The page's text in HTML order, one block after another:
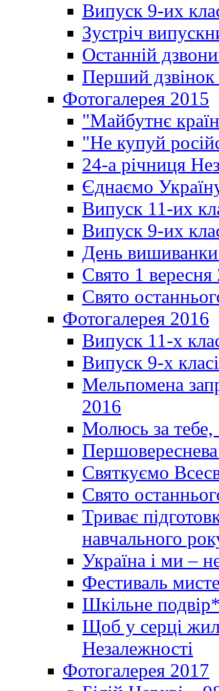
Випуск 9-их
Зустріч
Останній
Перший
Фотогалерея 2015
"Майбутнє
"Не купуй
24-а річниця
Єднаємо
Випуск 11-их
Випуск 9-их
День
Свято 1 вересня
Свято
Фотогалерея 2016
Випуск 11-х
Випуск 9-х
Мельпомена
2016
Молюсь за тебе,
Святкуємо
Свято
Триває
навчального
Україна і ми –
Фестиваль
Шкільне
Щоб у серці
Незалежності
Фотогалерея 2017